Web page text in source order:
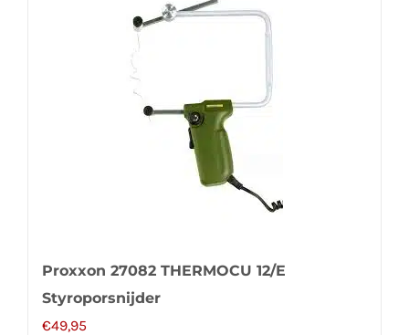
Proxxon 27082 THERMOCU 12/E
Styroporsnijder
€49,95